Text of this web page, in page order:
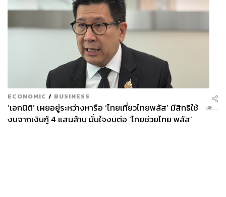
ECONOMIC / BUSINESS
‘เอกนิติ’ เผยอยู่ระหว่างหารือ ‘ไทยเที่ยวไทยพลัส’ มีสิทธิใช้
งบจากเงินกู้ 4 แสนล้าน มั่นใจงบต่อ ‘ไทยช่วยไทย พลัส’
...